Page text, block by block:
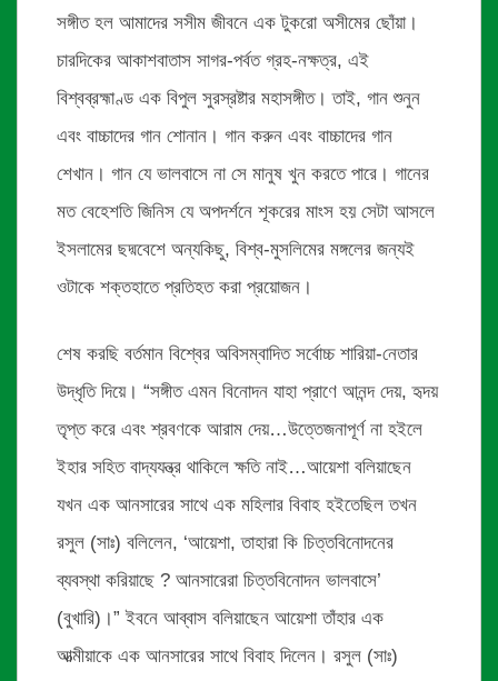
সঙ্গীত হল আমাদের সসীম জীবনে এক টুকরো অসীমের ছোঁয়া।
চারদিকের আকাশবাতাস সাগর-পর্বত গ্রহ-নক্ষত্র, এই
বিশ্বব্রহ্মাণ্ড এক বিপুল সুরস্রষ্টার মহাসঙ্গীত। তাই, গান শুনুন
এবং বাচ্চাদের গান শোনান। গান করুন এবং বাচ্চাদের গান
শেখান। গান যে ভালবাসে না সে মানুষ খুন করতে পারে। গানের
মত বেহেশতি জিনিস যে অপদর্শনে শূকরের মাংস হয় সেটা আসলে
ইসলামের ছদ্মবেশে অন্যকিছু, বিশ্ব-মুসলিমের মঙ্গলের জন্যই
ওটাকে শক্তহাতে প্রতিহত করা প্রয়োজন।
শেষ করছি বর্তমান বিশ্বের অবিসম্বাদিত সর্বোচ্চ শারিয়া-নেতার
উদ্ধৃতি দিয়ে। “সঙ্গীত এমন বিনোদন যাহা প্রাণে আনন্দ দেয়, হৃদয়
তৃপ্ত করে এবং শ্রবণকে আরাম দেয়…উত্তেজনাপূর্ণ না হইলে
ইহার সহিত বাদ্যযন্ত্র থাকিলে ক্ষতি নাই…আয়েশা বলিয়াছেন
যখন এক আনসারের সাথে এক মহিলার বিবাহ হইতেছিল তখন
রসুল (সাঃ) বলিলেন, ‘আয়েশা, তাহারা কি চিত্তবিনোদনের
ব্যবস্থা করিয়াছে ? আনসারেরা চিত্তবিনোদন ভালবাসে’
(বুখারি)।” ইবনে আব্বাস বলিয়াছেন আয়েশা তাঁহার এক
আত্মীয়াকে এক আনসারের সাথে বিবাহ দিলেন। রসুল (সাঃ)